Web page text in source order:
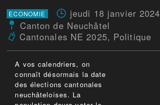
ECONOMIE jeudi 18 janvier 2024
Canton de Neuchâtel
Cantonales NE 2025, Politique
A vos calendriers, on
connaît désormais la date
des élections cantonales
neuchâteloises. La